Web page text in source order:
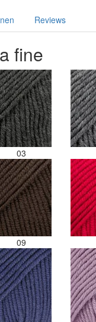
Reviews
fine
03
09